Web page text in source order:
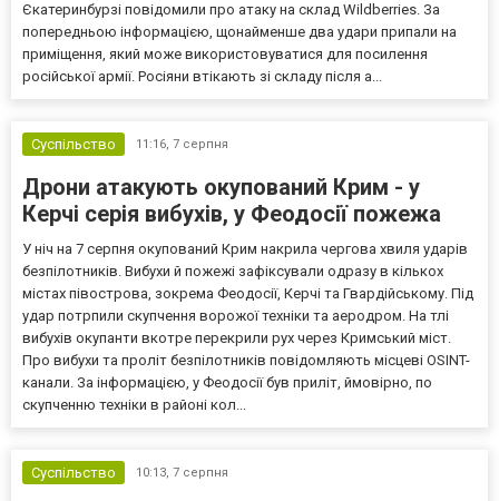
Єкатеринбурзі повідомили про атаку на склад Wildberries. За
попередньою інформацією, щонайменше два удари припали на
приміщення, який може використовуватися для посилення
російської армії. Росіяни втікають зі складу після а...
Суспільство 11:16, 7 серпня
Дрони атакують окупований Крим - у
Керчі серія вибухів, у Феодосії пожежа
У ніч на 7 серпня окупований Крим накрила чергова хвиля ударів
безпілотників. Вибухи й пожежі зафіксували одразу в кількох
містах півострова, зокрема Феодосії, Керчі та Гвардійському. Під
удар потрпили скупчення ворожої техніки та аеродром. На тлі
вибухів окупанти вкотре перекрили рух через Кримський міст.
Про вибухи та проліт безпілотників повідомляють місцеві OSINT-
канали. За інформацією, у Феодосії був приліт, ймовірно, по
скупченню техніки в районі кол...
Суспільство 10:13, 7 серпня